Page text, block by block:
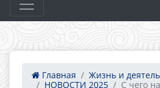
Главная
Жизнь и
НОВОСТИ 2025
С чего